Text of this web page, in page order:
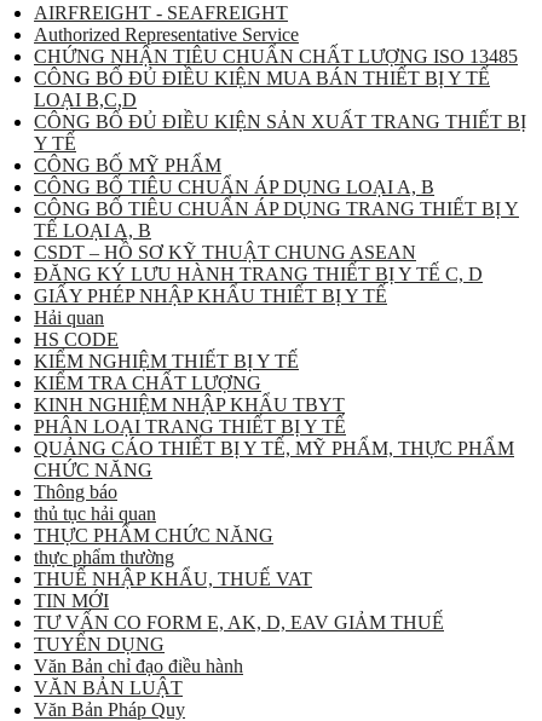
AIRFREIGHT - SEAFREIGHT
Authorized Representative Service
CHỨNG NHẬN TIÊU CHUẨN CHẤT LƯỢNG ISO 13485
CÔNG BỐ ĐỦ ĐIỀU KIỆN MUA BÁN THIẾT BỊ Y TẾ
LOẠI B,C,D
CÔNG BỐ ĐỦ ĐIỀU KIỆN SẢN XUẤT TRANG THIẾT BỊ
Y TẾ
CÔNG BỐ MỸ PHẨM
CÔNG BỐ TIÊU CHUẨN ÁP DỤNG LOẠI A, B
CÔNG BỐ TIÊU CHUẨN ÁP DỤNG TRANG THIẾT BỊ Y
TẾ LOẠI A, B
CSDT – HỒ SƠ KỸ THUẬT CHUNG ASEAN
ĐĂNG KÝ LƯU HÀNH TRANG THIẾT BỊ Y TẾ C, D
GIẤY PHÉP NHẬP KHẨU THIẾT BỊ Y TẾ
Hải quan
HS CODE
KIỂM NGHIỆM THIẾT BỊ Y TẾ
KIỂM TRA CHẤT LƯỢNG
KINH NGHIỆM NHẬP KHẨU TBYT
PHÂN LOẠI TRANG THIẾT BỊ Y TẾ
QUẢNG CÁO THIẾT BỊ Y TẾ, MỸ PHẨM, THỰC PHẨM
CHỨC NĂNG
Thông báo
thủ tục hải quan
THỰC PHẨM CHỨC NĂNG
thực phẩm thường
THUẾ NHẬP KHẨU, THUẾ VAT
TIN MỚI
TƯ VẤN CO FORM E, AK, D, EAV GIẢM THUẾ
TUYỂN DỤNG
Văn Bản chỉ đạo điều hành
VĂN BẢN LUẬT
Văn Bản Pháp Quy